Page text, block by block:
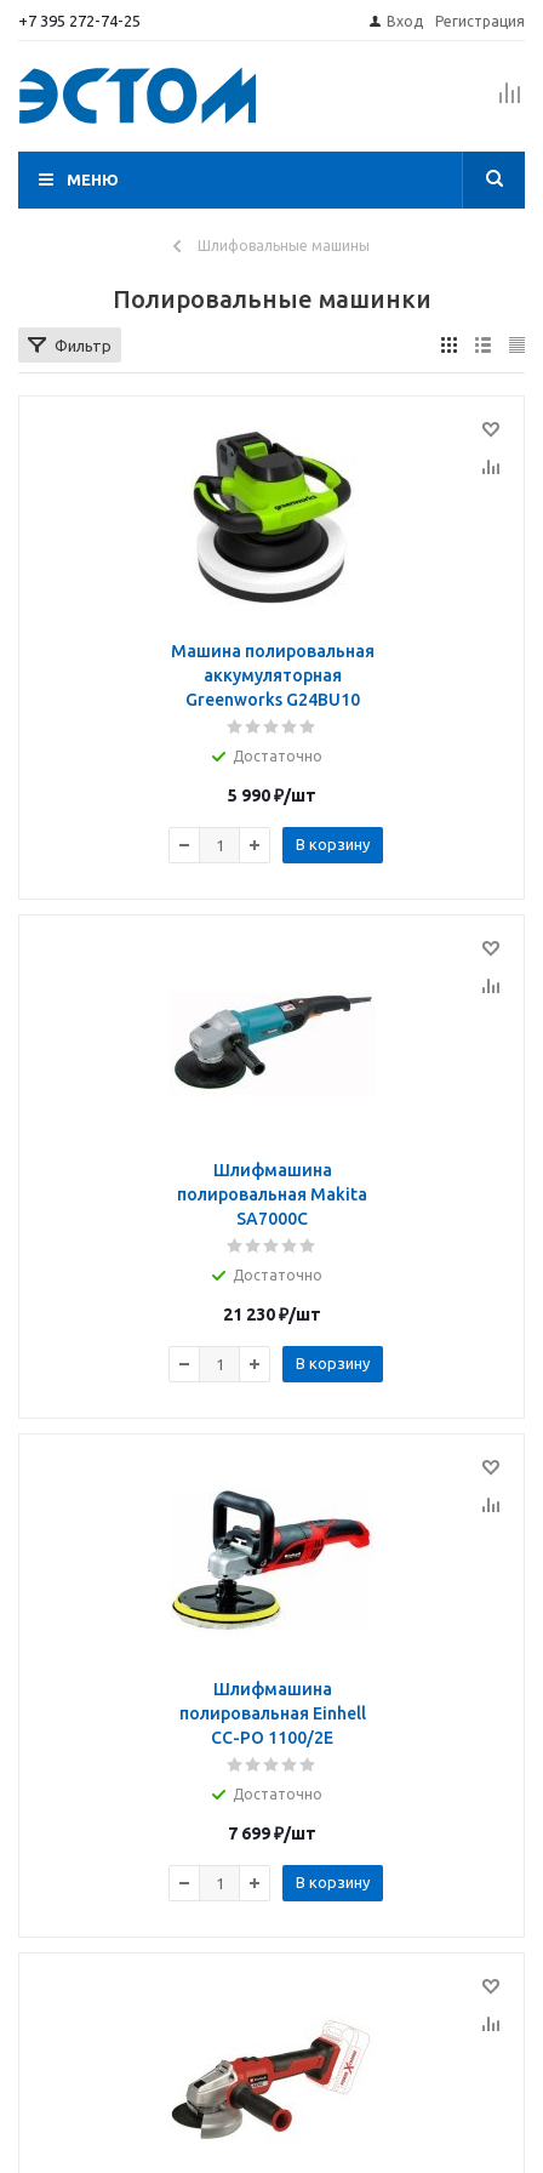
+7 395 272-74-25 Вход Регистрация
МЕНЮ
Шлифовальные машины
Полировальные машинки
Фильтр
Машина полировальная
аккумуляторная
Greenworks G24BU10
Достаточно
5 990₽/шт
В корзину
Шлифмашина
полировальная Makita
SA7000C
Достаточно
21 230₽/шт
В корзину
Шлифмашина
полировальная Einhell
CC-PO 1100/2E
Достаточно
7 699₽/шт
В корзину